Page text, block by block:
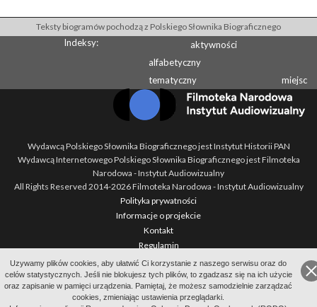
Uzywamy plików cookies, aby ułatwić Ci korzystanie z naszego serwisu oraz do
celów statystycznych. Jeśli nie blokujesz tych plików, to zgadzasz się na ich użycie
oraz zapisanie w pamięci urządzenia. Pamiętaj, że możesz samodzielnie zarządzać
cookies, zmieniając ustawienia przeglądarki.
Teksty biogramów pochodzą z Polskiego Słownika Biograficznego
Indeksy:
aktywności
alfabetyczny
tematyczny
miejsc
Wydawcą Polskiego Słownika Biograficznego jest Instytut Historii PAN
Wydawcą Internetowego Polskiego Słownika Biograficznego jest Filmoteka
Narodowa - Instytut Audiowizualny
All Rights Reserved 2014-2026Filmoteka Narodowa - Instytut Audiowizualny
Polityka prywatności
Informacje o projekcie
Kontakt
Regulamin
Mapa strony
BIP
Wersja: 1.2.0